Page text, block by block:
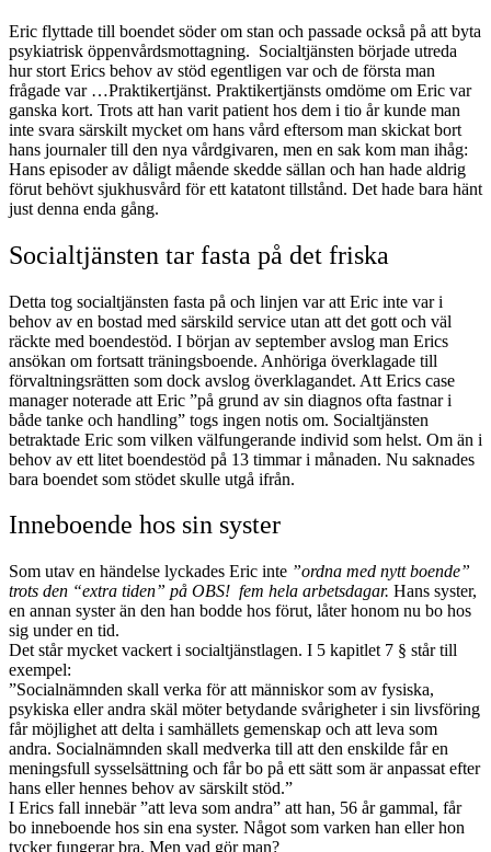
Eric flyttade till boendet söder om stan och passade också på att byta
psykiatrisk öppenvårdsmottagning. Socialtjänsten började utreda
hur stort Erics behov av stöd egentligen var och de första man
frågade var …Praktikertjänst. Praktikertjänsts omdöme om Eric var
ganska kort. Trots att han varit patient hos dem i tio år kunde man
inte svara särskilt mycket om hans vård eftersom man skickat bort
hans journaler till den nya vårdgivaren, men en sak kom man ihåg:
Hans episoder av dåligt mående skedde sällan och han hade aldrig
förut behövt sjukhusvård för ett katatont tillstånd. Det hade bara hänt
just denna enda gång.
Socialtjänsten tar fasta på det friska
Detta tog socialtjänsten fasta på och linjen var att Eric inte var i
behov av en bostad med särskild service utan att det gott och väl
räckte med boendestöd. I början av september avslog man Erics
ansökan om fortsatt träningsboende. Anhöriga överklagade till
förvaltningsrätten som dock avslog överklagandet. Att Erics case
manager noterade att Eric ”på grund av sin diagnos ofta fastnar i
både tanke och handling” togs ingen notis om. Socialtjänsten
betraktade Eric som vilken välfungerande individ som helst. Om än i
behov av ett litet boendestöd på 13 timmar i månaden. Nu saknades
bara boendet som stödet skulle utgå ifrån.
Inneboende hos sin syster
Som utav en händelse lyckades Eric inte ”ordna med nytt boende”
trots den “extra tiden” på OBS! fem hela arbetsdagar. Hans syster,
en annan syster än den han bodde hos förut, låter honom nu bo hos
sig under en tid.
Det står mycket vackert i socialtjänstlagen. I 5 kapitlet 7 § står till
exempel:
”Socialnämnden skall verka för att människor som av fysiska,
psykiska eller andra skäl möter betydande svårigheter i sin livsföring
får möjlighet att delta i samhällets gemenskap och att leva som
andra. Socialnämnden skall medverka till att den enskilde får en
meningsfull sysselsättning och får bo på ett sätt som är anpassat efter
hans eller hennes behov av särskilt stöd.”
I Erics fall innebär ”att leva som andra” att han, 56 år gammal, får
bo inneboende hos sin ena syster. Något som varken han eller hon
tycker fungerar bra. Men vad gör man?